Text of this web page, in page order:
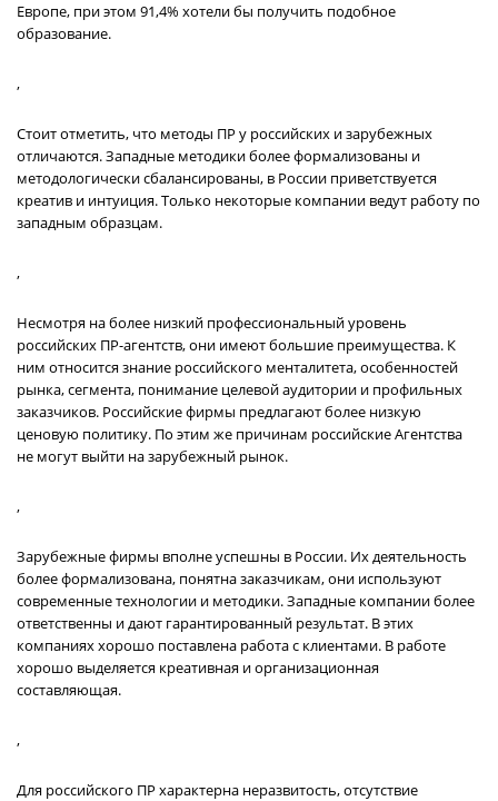
Европе, при этом 91,4% хотели бы получить подобное
образование.
,
Стоит отметить, что методы ПР у российских и зарубежных
отличаются. Западные методики более формализованы и
методологически сбалансированы, в России приветствуется
креатив и интуиция. Только некоторые компании ведут работу по
западным образцам.
,
Несмотря на более низкий профессиональный уровень
российских ПР-агентств, они имеют большие преимущества. К
ним относится знание российского менталитета, особенностей
рынка, сегмента, понимание целевой аудитории и профильных
заказчиков. Российские фирмы предлагают более низкую
ценовую политику. По этим же причинам российские Агентства
не могут выйти на зарубежный рынок.
,
Зарубежные фирмы вполне успешны в России. Их деятельность
более формализована, понятна заказчикам, они используют
современные технологии и методики. Западные компании более
ответственны и дают гарантированный результат. В этих
компаниях хорошо поставлена работа с клиентами. В работе
хорошо выделяется креативная и организационная
составляющая.
,
Для российского ПР характерна неразвитость, отсутствие